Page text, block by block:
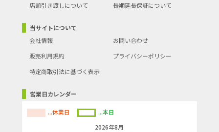
店頭引き渡しについて
長期延長保証について
当サイトについて
会社情報
お問い合わせ
販売利用規約
プライバシーポリシー
特定商取引法に基づく表示
営業日カレンダー
...休業日
...本日
2026年8月